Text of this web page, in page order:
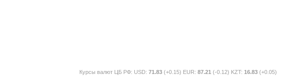
Курсы валют ЦБ РФ: USD: 71.83 (+0.15) EUR: 87.21 (-0.12) KZT: 16.83 (+0.05)